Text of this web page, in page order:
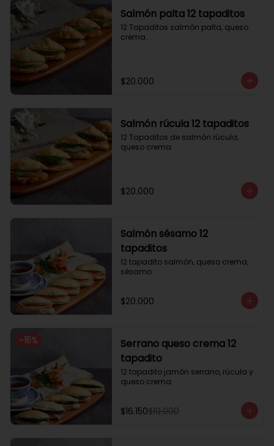
Salmón palta 12 tapaditos
12 Tapaditos salmón palta, queso
crema.
$20.000
Salmón rúcula 12 tapaditos
12 Tapaditos de salmón rúcula,
queso crema.
$20.000
Salmón sésamo 12
tapaditos
12 tapadito salmón, queso crema,
sésamo
$20.000
-15%
Serrano queso crema 12
tapadito
12 tapadito jamón serrano, rúcula y
queso crema
$16.150$19.000